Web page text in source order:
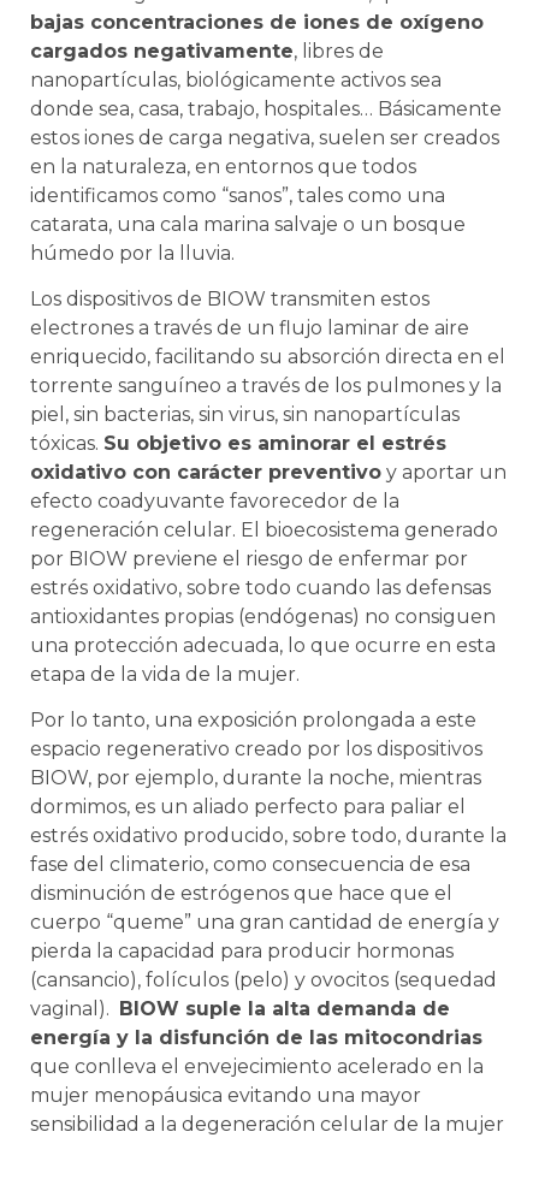
bajas concentraciones de iones de oxígeno
cargados negativamente, libres de
nanopartículas, biológicamente activos sea
donde sea, casa, trabajo, hospitales… Básicamente
estos iones de carga negativa, suelen ser creados
en la naturaleza, en entornos que todos
identificamos como “sanos”, tales como una
catarata, una cala marina salvaje o un bosque
húmedo por la lluvia.
Los dispositivos de BIOW transmiten estos
electrones a través de un flujo laminar de aire
enriquecido, facilitando su absorción directa en el
torrente sanguíneo a través de los pulmones y la
piel, sin bacterias, sin virus, sin nanopartículas
tóxicas. Su objetivo es aminorar el estrés
oxidativo con carácter preventivo y aportar un
efecto coadyuvante favorecedor de la
regeneración celular. El bioecosistema generado
por BIOW previene el riesgo de enfermar por
estrés oxidativo, sobre todo cuando las defensas
antioxidantes propias (endógenas) no consiguen
una protección adecuada, lo que ocurre en esta
etapa de la vida de la mujer.
Por lo tanto, una exposición prolongada a este
espacio regenerativo creado por los dispositivos
BIOW, por ejemplo, durante la noche, mientras
dormimos, es un aliado perfecto para paliar el
estrés oxidativo producido, sobre todo, durante la
fase del climaterio, como consecuencia de esa
disminución de estrógenos que hace que el
cuerpo “queme” una gran cantidad de energía y
pierda la capacidad para producir hormonas
(cansancio), folículos (pelo) y ovocitos (sequedad
vaginal).
BIOW suple la alta demanda de
energía y la disfunción de las mitocondrias
que conlleva el envejecimiento acelerado en la
mujer menopáusica evitando una mayor
sensibilidad a la degeneración celular de la mujer